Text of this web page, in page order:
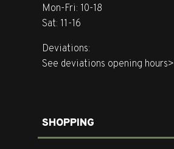
Mon-Fri: 10-18
Sat: 11-16
Deviations:
See deviations opening hours>
SHOPPING